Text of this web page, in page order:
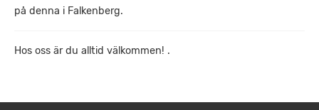
på denna i Falkenberg.
Hos oss är du alltid välkommen! .